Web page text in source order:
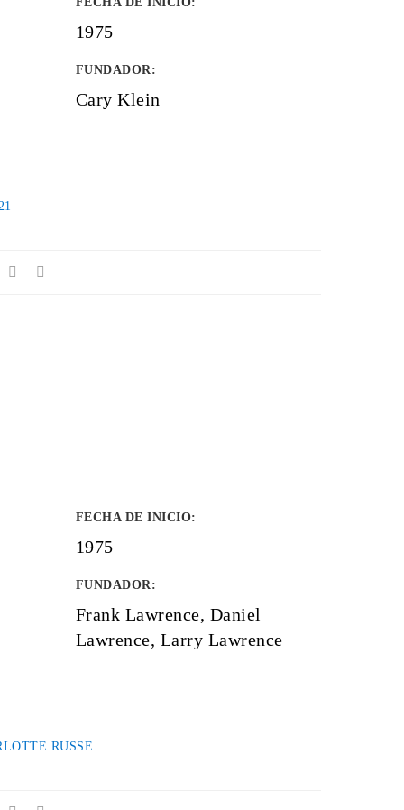
1975
FUNDADOR:
Cary Klein
FECHA DE INICIO:
1975
FUNDADOR:
Frank Lawrence, Daniel
Lawrence, Larry Lawrence
RUSSE